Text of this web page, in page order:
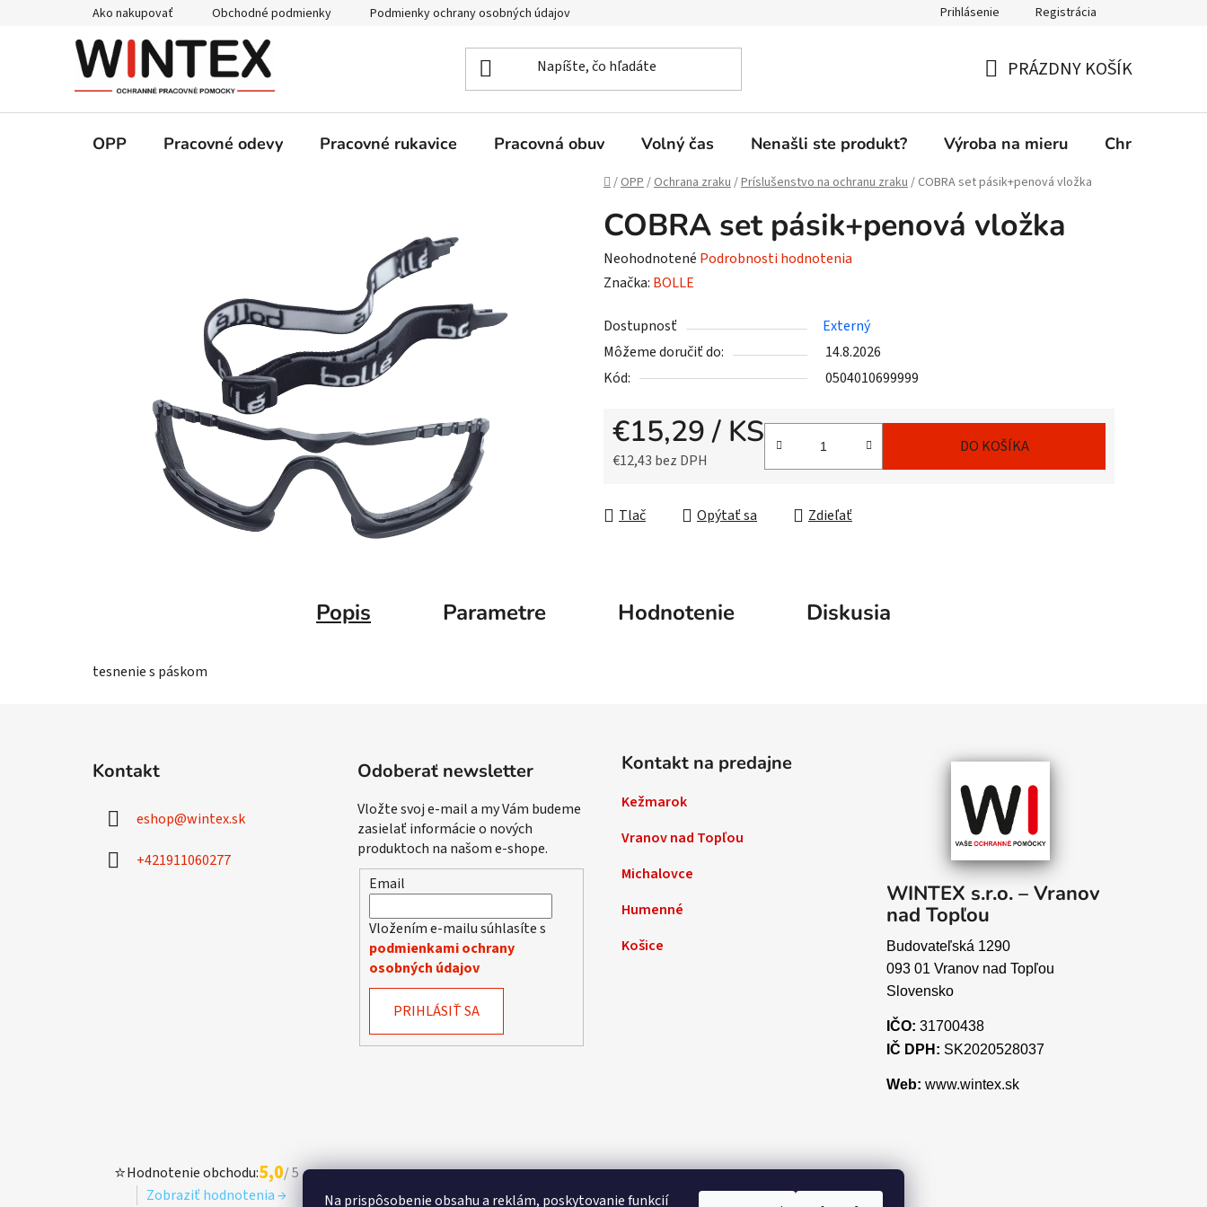
Na prispôsobenie obsahu a reklám, poskytovanie funkcií
Ako nakupovať Obchodné podmienky Podmienky ochrany osobných údajov Prihlásenie Registrácia
KOŠÍK
PRÁZDNY KOŠÍK
OPP Pracovné odevy Pracovné rukavice Pracovná obuv Volný čas Nenašli ste produkt? Výroba na mieru Chránená
Domov
/OPP/Ochrana zraku/Príslušenstvo na ochranu zraku/ COBRA set pásik+penová vložka
COBRA set pásik+penová vložka
Priemerné
hodnotenie
je
0,0
z
hviezdičiek.
Neohodnotené Podrobnosti hodnotenia
Značka: BOLLE
Dostupnosť
Externý
Môžeme doručiť do:
14.8.2026
Kód:
0504010699999
€15,29/ KS
€12,43 bez DPH
DO KOŠÍKA
Tlač Opýtať sa Zdieľať
Popis Parametre Hodnotenie Diskusia
tesnenie s páskom
Kontakt
eshop@wintex.sk
+421911060277
Odoberať newsletter
Vložte svoj e-mail a my Vám budeme
zasielať informácie o nových
produktoch na našom e-shope.
Email
Vložením e-mailu súhlasíte s
podmienkami ochrany
osobných údajov
PRIHLÁSIŤ SA
Kontakt na predajne
Kežmarok
Vranov nad Topľou
Michalovce
Humenné
Košice
WINTEX s.r.o. – Vranov
nad Topľou
Budovateľská 1290
093 01 Vranov nad Topľou
Slovensko
IČO: 31700438
IČ DPH: SK2020528037
Web: www.wintex.sk
⭐Hodnotenie obchodu:5,0/ 5
Zobraziť hodnotenia →